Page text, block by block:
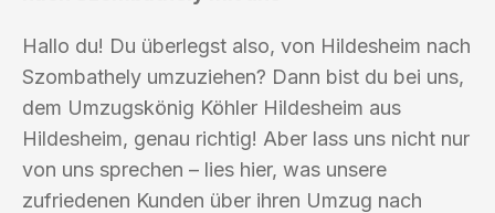
Hallo du! Du überlegst also, von Hildesheim nach
Szombathely umzuziehen? Dann bist du bei uns,
dem Umzugskönig Köhler Hildesheim aus
Hildesheim, genau richtig! Aber lass uns nicht nur
von uns sprechen – lies hier, was unsere
zufriedenen Kunden über ihren Umzug nach